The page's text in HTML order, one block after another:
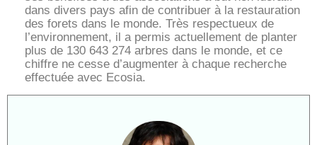
dans divers pays afin de contribuer à la restauration
des forets dans le monde. Très respectueux de
l’environnement, il a permis actuellement de planter
plus de 130 643 274 arbres dans le monde, et ce
chiffre ne cesse d’augmenter à chaque recherche
effectuée avec Ecosia.